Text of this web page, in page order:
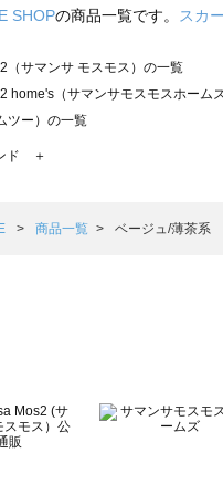
SHOPの商品一覧です。 スカ
（サマンサ モスモス）の一覧
home's（サマンサモスモスホーム
ツー）の一覧
Mos2（ツハルバイサマン
Lagom（サマンサモスモス ラーゴ
（べティーズブルー）の一覧
パーティー）の一覧
ド ＋
商品一覧 ベージュ/薄茶系